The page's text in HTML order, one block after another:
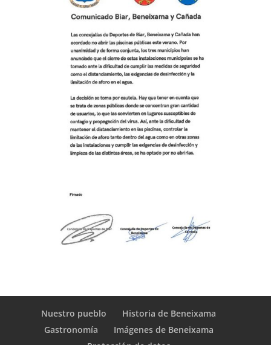
Nuestro pueblo
Historia de Beneixama
Gastronomía
Imágenes de Beneixama